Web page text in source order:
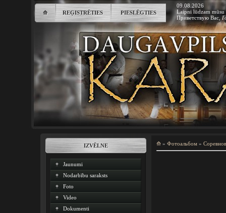
⟰ REĢISTRĒTIES PIESLĒGTIES
09.08.2026
Laipni lūdzam mūsu
Приветствую Вас ,
IZVĒLNE
Jaunumi
Nodarbību saraksts
Foto
Video
Dokumenti
⟰ » Фотоальбом »